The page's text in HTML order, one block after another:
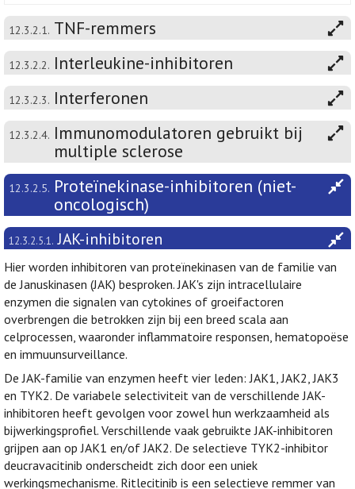
12.3.2.1. TNF-remmers
12.3.2.2. Interleukine-inhibitoren
12.3.2.3. Interferonen
12.3.2.4. Immunomodulatoren gebruikt bij
multiple sclerose
12.3.2.5. Proteïnekinase-inhibitoren (niet-
oncologisch)
12.3.2.5.1. JAK-inhibitoren
Hier worden inhibitoren van proteïnekinasen van de familie van
de Januskinasen (JAK) besproken. JAK's zijn intracellulaire
enzymen die signalen van cytokines of groeifactoren
overbrengen die betrokken zijn bij een breed scala aan
celprocessen, waaronder inflammatoire responsen, hematopoëse
en immuunsurveillance.
De JAK-familie van enzymen heeft vier leden: JAK1, JAK2, JAK3
en TYK2. De variabele selectiviteit van de verschillende JAK-
inhibitoren heeft gevolgen voor zowel hun werkzaamheid als
bijwerkingsprofiel. Verschillende vaak gebruikte JAK-inhibitoren
grijpen aan op JAK1 en/of JAK2. De selectieve TYK2-inhibitor
deucravacitinib onderscheidt zich door een uniek
werkingsmechanisme. Ritlecitinib is een selectieve remmer van